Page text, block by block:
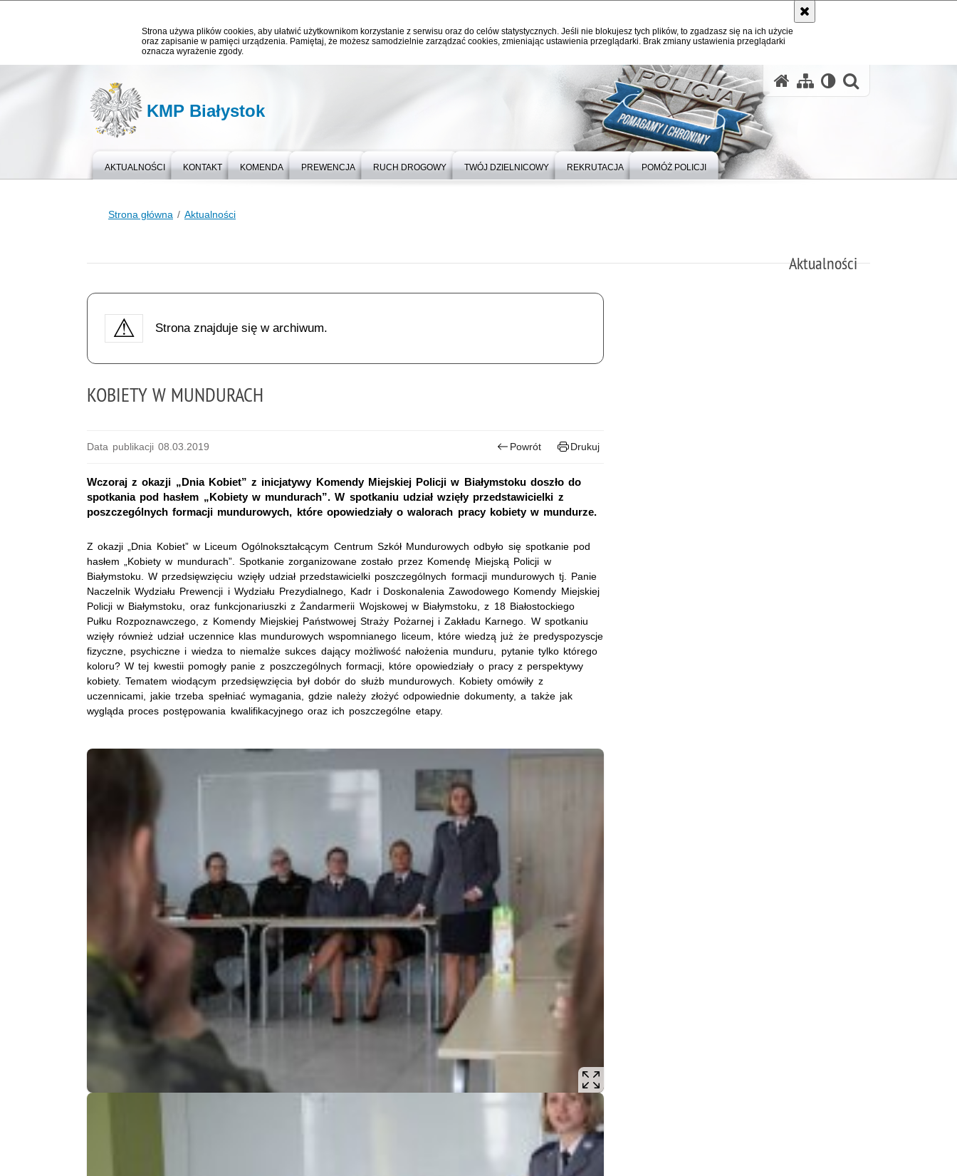
Strona używa plików cookies, aby ułatwić użytkownikom korzystanie z serwisu oraz do celów statystycznych. Jeśli nie blokujesz tych plików, to zgadzasz się na ich użycie
oraz zapisanie w pamięci urządzenia. Pamiętaj, że możesz samodzielnie zarządzać cookies, zmieniając ustawienia przeglądarki. Brak zmiany ustawienia przeglądarki
oznacza wyrażenie zgody.
KMP Białystok
AKTUALNOŚCI KONTAKT KOMENDA PREWENCJA RUCH DROGOWY TWÓJ DZIELNICOWY REKRUTACJA POMÓŻ POLICJI
Strona główna Aktualności
Aktualności
Strona znajduje się w archiwum.
KOBIETY W MUNDURACH
Data publikacji 08.03.2019 Powrót Drukuj
Wczoraj z okazji „Dnia Kobiet” z inicjatywy Komendy Miejskiej Policji w Białymstoku doszło do
spotkania pod hasłem „Kobiety w mundurach”. W spotkaniu udział wzięły przedstawicielki z
poszczególnych formacji mundurowych, które opowiedziały o walorach pracy kobiety w mundurze.
Z okazji „Dnia Kobiet” w Liceum Ogólnokształcącym Centrum Szkół Mundurowych odbyło się spotkanie pod
hasłem „Kobiety w mundurach”. Spotkanie zorganizowane zostało przez Komendę Miejską Policji w
Białymstoku. W przedsięwzięciu wzięły udział przedstawicielki poszczególnych formacji mundurowych tj. Panie
Naczelnik Wydziału Prewencji i Wydziału Prezydialnego, Kadr i Doskonalenia Zawodowego Komendy Miejskiej
Policji w Białymstoku, oraz funkcjonariuszki z Żandarmerii Wojskowej w Białymstoku, z 18 Białostockiego
Pułku Rozpoznawczego, z Komendy Miejskiej Państwowej Straży Pożarnej i Zakładu Karnego. W spotkaniu
wzięły również udział uczennice klas mundurowych wspomnianego liceum, które wiedzą już że predyspozyscje
fizyczne, psychiczne i wiedza to niemalże sukces dający możliwość nałożenia munduru, pytanie tylko którego
koloru? W tej kwestii pomogły panie z poszczególnych formacji, które opowiedziały o pracy z perspektywy
kobiety. Tematem wiodącym przedsięwzięcia był dobór do służb mundurowych. Kobiety omówiły z
uczennicami, jakie trzeba spełniać wymagania, gdzie należy złożyć odpowiednie dokumenty, a także jak
wygląda proces postępowania kwalifikacyjnego oraz ich poszczególne etapy.